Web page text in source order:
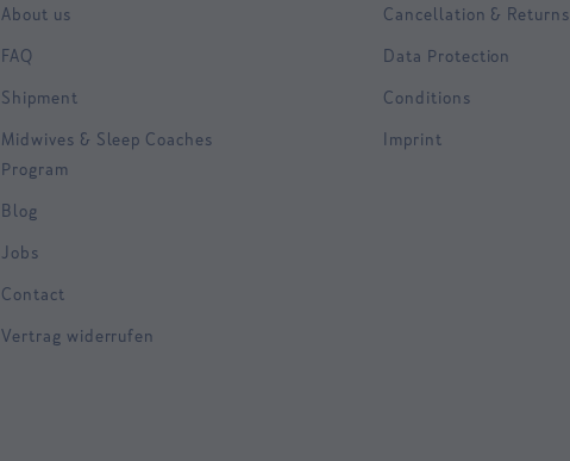
About us
FAQ
Shipment
Midwives & Sleep Coaches
Program
Blog
Jobs
Contact
Vertrag widerrufen
Cancellation & Returns
Data Protection
Conditions
Imprint